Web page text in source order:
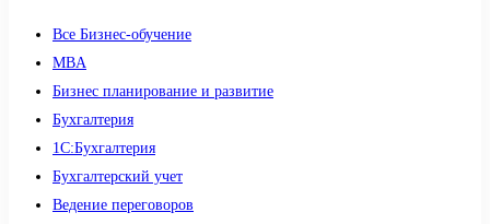
Все Бизнес-обучение
MBA
Бизнес планирование и развитие
Бухгалтерия
1C:Бухгалтерия
Бухгалтерский учет
Ведение переговоров